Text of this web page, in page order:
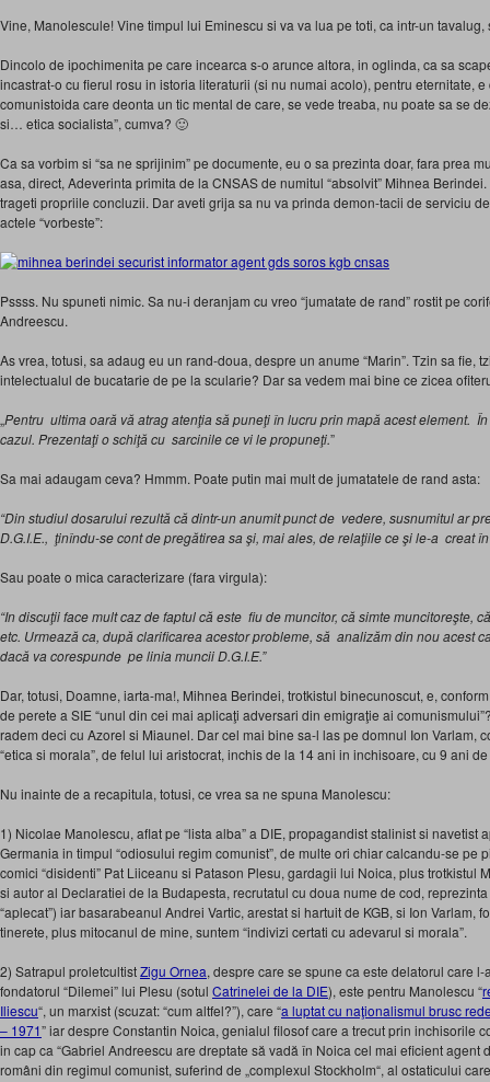
Vine, Manolescule! Vine timpul lui Eminescu si va va lua pe toti, ca intr-un tavalug,
Dincolo de ipochimenita pe care incearca s-o arunce altora, in oglinda, ca sa
incastrat-o cu fierul rosu in istoria literaturii (si nu numai acolo), pentru eternitate,
comunistoida care deonta un tic mental de care, se vede treaba, nu poate sa se
si… etica socialista”, cumva? 🙂
Ca sa vorbim si “sa ne sprijinim” pe documente, eu o sa prezinta doar, fara prea
asa, direct, Adeverinta primita de la CNSAS de numitul “absolvit” Mihnea
trageti propriile concluzii. Dar aveti grija sa nu va prinda demon-tacii de serviciu
actele “vorbeste”:
Pssss. Nu spuneti nimic. Sa nu-i deranjam cu vreo “jumatate de rand” rostit pe
Andreescu.
As vrea, totusi, sa adaug eu un rand-doua, despre un anume “Marin”. Tzin sa fie,
intelectualul de bucatarie de pe la scularie? Dar sa vedem mai bine ce zicea
„Pentru ultima oară vă atrag atenţia să puneţi în lucru prin mapă acest element.
cazul. Prezentaţi o schiţă cu sarcinile ce vi le propuneţi.”
Sa mai adaugam ceva? Hmmm. Poate putin mai mult de jumatatele de rand asta:
“Din studiul dosarului rezultă că dintr-un anumit punct de vedere, susnumitul ar
D.G.I.E., ţinîndu-se cont de pregătirea sa şi, mai ales, de relaţiile ce şi le-a creat în
Sau poate o mica caracterizare (fara virgula):
“In discuţii face mult caz de faptul că este fiu de muncitor, că simte muncitoreşte,
etc. Urmează ca, după clarificarea acestor probleme, să analizăm din nou acest
dacă va corespunde pe linia muncii D.G.I.E.”
Dar, totusi, Doamne, iarta-ma!, Mihnea Berindei, trotkistul binecunoscut, e,
de perete a SIE “unul din cei mai aplicaţi adversari din emigraţie ai
radem deci cu Azorel si Miaunel. Dar cel mai bine sa-l las pe domnul Ion Varlam,
“etica si morala”, de felul lui aristocrat, inchis de la 14 ani in inchisoare, cu 9 ani
Nu inainte de a recapitula, totusi, ce vrea sa ne spuna Manolescu:
1) Nicolae Manolescu, aflat pe “lista alba” a DIE, propagandist stalinist si navetist
Germania in timpul “odiosului regim comunist”, de multe ori chiar calcandu-se pe
comici “disidenti” Pat Liiceanu si Patason Plesu, gardagii lui Noica, plus trotkistul
si autor al Declaratiei de la Budapesta, recrutatul cu doua nume de cod,
“aplecat”) iar basarabeanul Andrei Vartic, arestat si hartuit de KGB, si Ion Varlam,
tinerete, plus mitocanul de mine, suntem “indivizi certati cu adevarul si morala”.
2) Satrapul proletcultistZigu Ornea, despre care se spune ca este delatorul care
fondatorul “Dilemei” lui Plesu (sotul Catrinelei de la DIE), este pentru Manolescu “
Iliescu“, un marxist (scuzat: “cum altfel?”), care “a luptat cu naţionalismul brusc
– 1971” iar despre Constantin Noica, genialul filosof care a trecut prin inchisorile
in cap ca “Gabriel Andreescu are dreptate să vadă în Noica cel mai eficient agent
români din regimul comunist, suferind de „complexul Stockholm“, al ostaticului